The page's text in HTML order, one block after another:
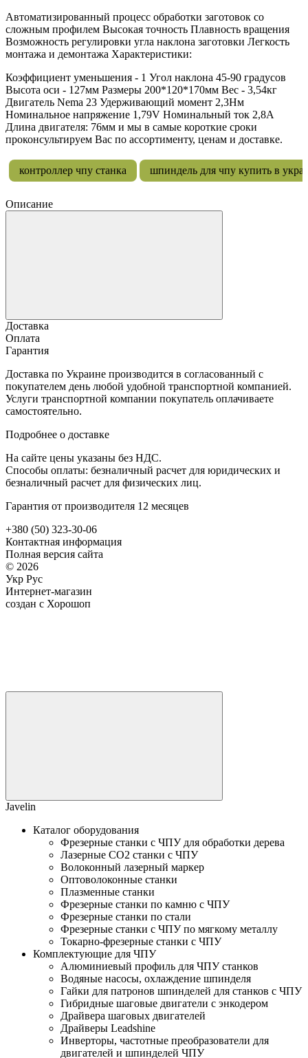
Автоматизированный процесс обработки заготовок со
сложным профилем Высокая точность Плавность вращения
Возможность регулировки угла наклона заготовки Легкость
монтажа и демонтажа Характеристики:
Коэффициент уменьшения - 1 Угол наклона 45-90 градусов
Высота оси - 127мм Размеры 200*120*170мм Вес - 3,54кг
Двигатель Nema 23 Удерживающий момент 2,3Нм
Номинальное напряжение 1,79V Номинальный ток 2,8А
Длина двигателя: 76мм и мы в самые короткие сроки
проконсультируем Вас по ассортименту, ценам и доставке.
контроллер чпу станка шпиндель для чпу купить в
Описание
Доставка
Оплата
Гарантия
Доставка по Украине производится в согласованный с
покупателем день любой удобной транспортной компанией.
Услуги транспортной компании покупатель оплачиваете
самостоятельно.
Подробнее о доставке
На сайте цены указаны без НДС.
Способы оплаты: безналичный расчет для юридических и
безналичный расчет для физических лиц.
Гарантия от производителя 12 месяцев
+380 (50) 323-30-06
Контактная информация
Полная версия сайта
© 2026
Укр Рус
Интернет-магазин
создан с Хорошоп
Javelin
Каталог оборудования
Фрезерные станки с ЧПУ для обработки дерева
Лазерные СО2 станки с ЧПУ
Волоконный лазерный маркер
Оптоволоконные станки
Плазменные станки
Фрезерные станки по камню с ЧПУ
Фрезерные станки по стали
Фрезерные станки с ЧПУ по мягкому металлу
Токарно-фрезерные станки с ЧПУ
Комплектующие для ЧПУ
Алюминиевый профиль для ЧПУ станков
Водяные насосы, охлаждение шпинделя
Гайки для патронов шпинделей для станков с ЧПУ
Гибридные шаговые двигатели с энкодером
Драйвера шаговых двигателей
Драйверы Leadshine
Инверторы, частотные преобразователи для
двигателей и шпинделей ЧПУ